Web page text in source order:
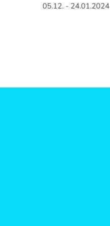
05.12. - 24.01.2024